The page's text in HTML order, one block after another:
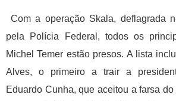
Com a operação Skala, deflagrada
pela Polícia Federal, todos os
Michel Temer estão presos. A lista
Alves, o primeiro a trair a
Eduardo Cunha, que aceitou a farsa